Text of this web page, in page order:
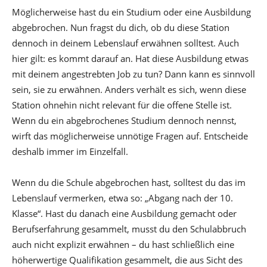
Möglicherweise hast du ein Studium oder eine Ausbildung
abgebrochen. Nun fragst du dich, ob du diese Station
dennoch in deinem Lebenslauf erwähnen solltest. Auch
hier gilt: es kommt darauf an. Hat diese Ausbildung etwas
mit deinem angestrebten Job zu tun? Dann kann es sinnvoll
sein, sie zu erwähnen. Anders verhält es sich, wenn diese
Station ohnehin nicht relevant für die offene Stelle ist.
Wenn du ein abgebrochenes Studium dennoch nennst,
wirft das möglicherweise unnötige Fragen auf. Entscheide
deshalb immer im Einzelfall.
Wenn du die Schule abgebrochen hast, solltest du das im
Lebenslauf vermerken, etwa so: „Abgang nach der 10.
Klasse“. Hast du danach eine Ausbildung gemacht oder
Berufserfahrung gesammelt, musst du den Schulabbruch
auch nicht explizit erwähnen – du hast schließlich eine
höherwertige Qualifikation gesammelt, die aus Sicht des